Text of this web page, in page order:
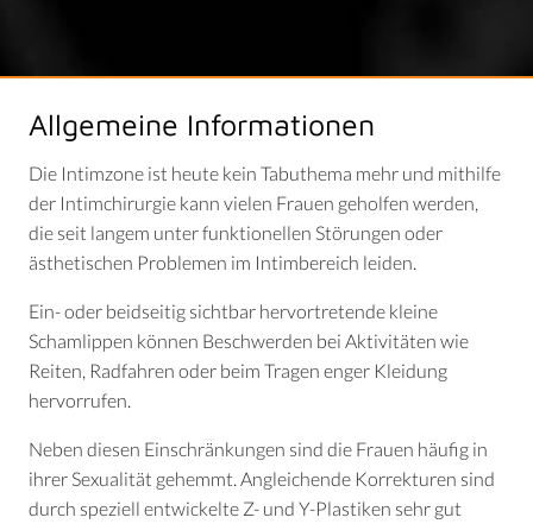
Allgemeine Informationen
Die Intimzone ist heute kein Tabuthema mehr und mithilfe
der Intimchirurgie kann vielen Frauen geholfen werden,
die seit langem unter funktionellen Störungen oder
ästhetischen Problemen im Intimbereich leiden.
Ein- oder beidseitig sichtbar hervortretende kleine
Schamlippen können Beschwerden bei Aktivitäten wie
Reiten, Radfahren oder beim Tragen enger Kleidung
hervorrufen.
Neben diesen Einschränkungen sind die Frauen häufig in
ihrer Sexualität gehemmt. Angleichende Korrekturen sind
durch speziell entwickelte Z- und Y-Plastiken sehr gut